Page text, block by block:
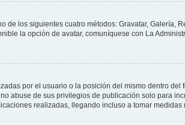
los siguientes cuatro métodos: Gravatar, Galería,
la opción de avatar, comuníquese con La
por el usuario o la posición del mismo dentro del
abuse de sus privilegios de publicación solo para
realizadas, llegando incluso a tomar medidas